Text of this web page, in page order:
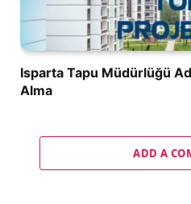
Isparta Tapu Müdürlüğü
Alma
ADD A